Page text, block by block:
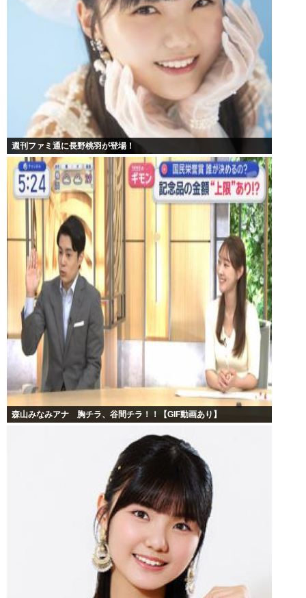
週刊ファミ通に長野桃羽が登場！
森山みなみアナ 胸チラ、谷間チラ！！【GIF動画あり】